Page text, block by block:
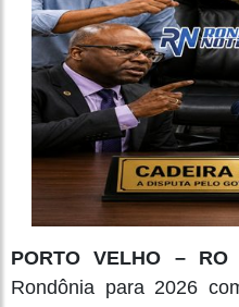
PORTO VELHO – RO
Rondônia para 2026